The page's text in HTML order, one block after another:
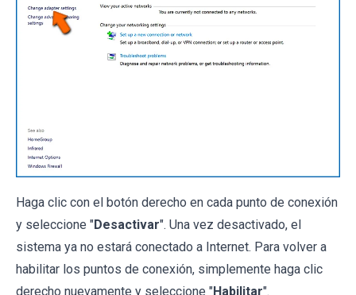
Haga clic con el botón derecho en cada punto de conexión
y seleccione "Desactivar". Una vez desactivado, el
sistema ya no estará conectado a Internet. Para volver a
habilitar los puntos de conexión, simplemente haga clic
derecho nuevamente y seleccione "Habilitar".